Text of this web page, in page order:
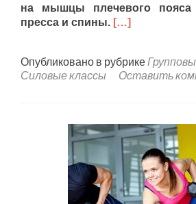
на мышцы плечевого
пресса и спины. […]
Опубликовано в рубрике
Силовые классы
Оставить